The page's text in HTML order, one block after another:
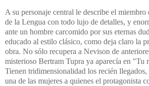
A su personaje central le describe el miembro
de la Lengua con todo lujo de detalles, y
ante un hombre carcomido por sus eternas
educado al estilo clásico, como deja claro la
obra. No sólo recupera a Nevison de
misterioso Bertram Tupra ya aparecía en "Tu
Tienen tridimensionalidad los recién
una de las mujeres a quienes el protagonista